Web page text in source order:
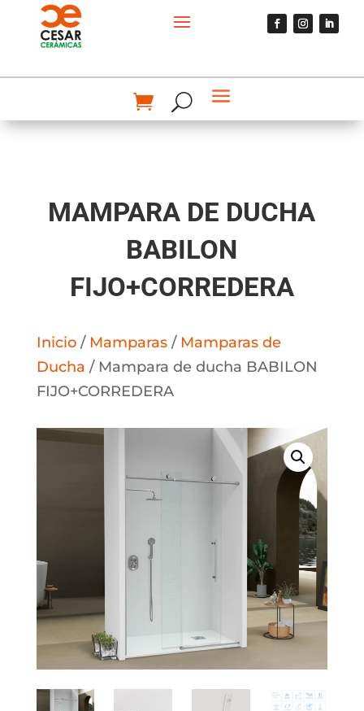
MAMPARA DE DUCHA
BABILON
FIJO+CORREDERA
Inicio/ Mamparas/ Mamparas de
Ducha / Mampara de ducha BABILON
FIJO+CORREDERA